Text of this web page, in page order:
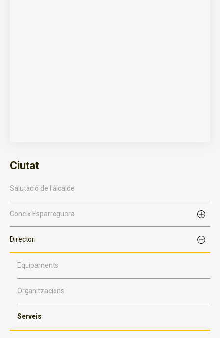
Ciutat
Salutació de l'alcalde
Coneix Esparreguera
Directori
Equipaments
Organitzacions
Serveis